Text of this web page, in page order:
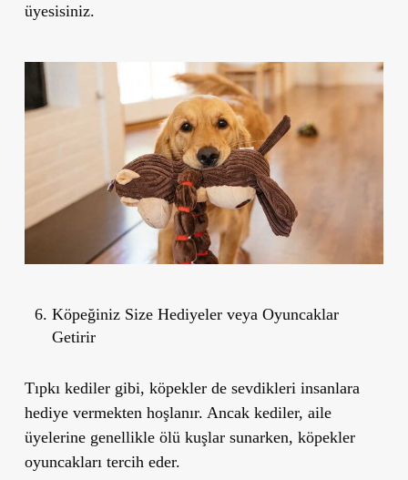
üyesisiniz.
Köpeğiniz Size Hediyeler veya Oyuncaklar
Getirir
Tıpkı kediler gibi, köpekler de sevdikleri insanlara
hediye vermekten hoşlanır. Ancak kediler, aile
üyelerine genellikle ölü kuşlar sunarken, köpekler
oyuncakları tercih eder.